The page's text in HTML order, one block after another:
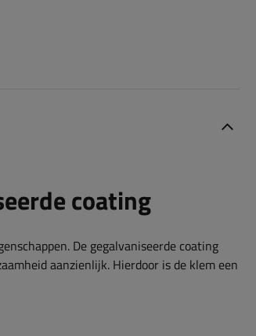
coating
De gegalvaniseerde coating
aanzienlijk. Hierdoor is de klem een